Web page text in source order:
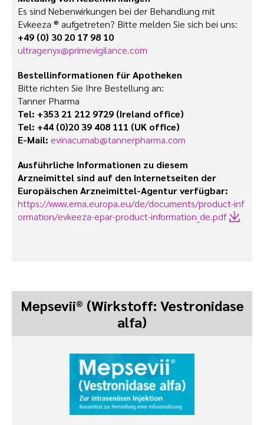
Es sind Nebenwirkungen bei der Behandlung mit
Evkeeza ® aufgetreten? Bitte melden Sie sich bei uns:
+49 (0) 30 20 17 98 10
ultragenyx@primevigilance.com
Bestell­­informationen für Apotheken
Bitte richten Sie Ihre Bestellung an:
Tanner Pharma
Tel: +353 21 212 9729 (Ireland office)
Tel: +44 (0)20 39 408 111 (UK office)
E-Mail: evinacumab@tannerpharma.com
Ausführliche Informationen zu diesem
Arzneimittel sind auf den Internetseiten der
Europäischen Arzneimittel-Agentur verfügbar:
https://www.ema.europa.eu/de/documents/product-inf
ormation/evkeeza-epar-product-information_de.pdf
Mepsevii® (Wirkstoff: Vestronidase
alfa)